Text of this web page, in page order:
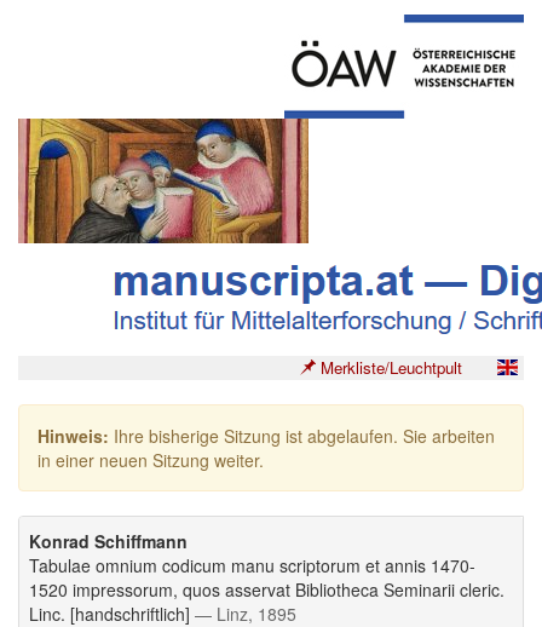
Merkliste/Leuchtpult
Hinweis: Ihre bisherige Sitzung ist abgelaufen. Sie arbeiten
in einer neuen Sitzung weiter.
Konrad Schiffmann
Tabulae omnium codicum manu scriptorum et annis 1470-
1520 impressorum, quos asservat Bibliotheca Seminarii cleric.
Linc. [handschriftlich] — Linz, 1895